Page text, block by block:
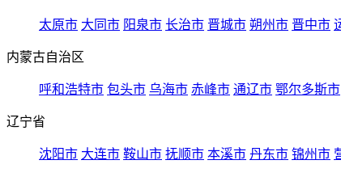
太原市 大同市 阳泉市 长治市 晋城市 朔州市 晋中市
内蒙古自治区
呼和浩特市 包头市 乌海市 赤峰市 通辽市 鄂尔多斯市
辽宁省
沈阳市 大连市 鞍山市 抚顺市 本溪市 丹东市 锦州市